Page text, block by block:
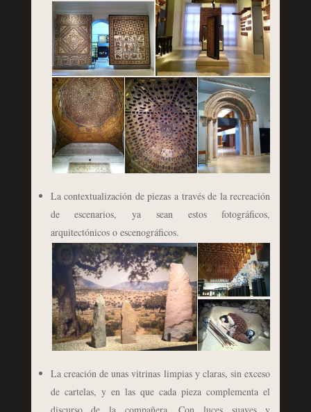
La contextualización de piezas a través de la recreación
de escenarios, ya sean estos fotográficos,
arquitectónicos o escenográficos.
La creación de unas vitrinas limpias y claras, sin exceso
de cartelas, y en las que cada pieza complementa el
discurso de la compañera. Con luces suaves y